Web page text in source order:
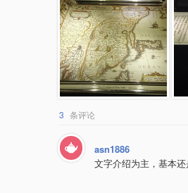
3 条评论
asn1886
文字介绍为主，基本